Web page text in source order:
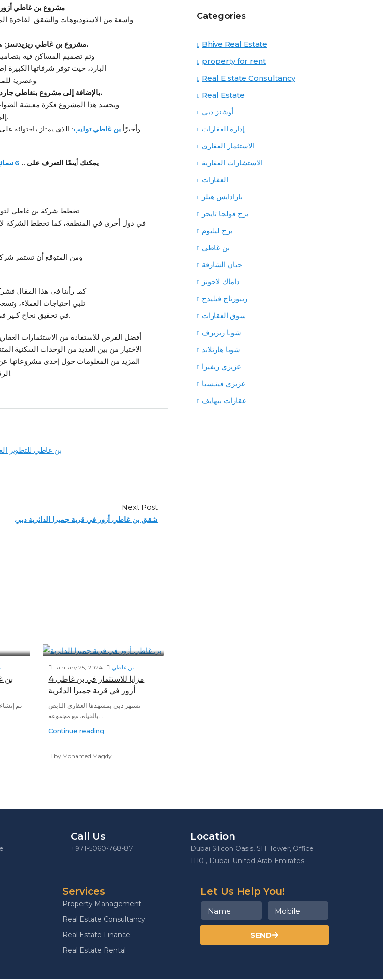
مشروع بن غاطي
واسعة من الاستوديوهات والشقق الفاخرة
مشروع بن غاطي ريزيدنسز:هو مشروع سكني فخم يقدم شققاً أنيقة في واحة دبي للسيليكون،
وتم تصميم المساكن فيه بتصاميم
البارد، حيث توفر شرفاتها
وعصرية للمناسبات الاجتماعية والتجمعات دون التأثير على خصوصية السكان.
بالإضافة إلى مشروع بنغاطييقدم المشروع وحدات سكنية فاخرة في واحة دبي للسيليكون،
ويجسد هذا المشروع فكرة معيشة
إلى تنسيق الجمال الطبيعي مع الجمال الاصطناعي في شكل مميز.
وأخيرًأ بن غاطي توليب: الذي يمتاز باحتوائه
يمكنك أيضًا التعرف على .. 6 نصائح مهمة لك قبل الاستثمار في السوق العقاري في دبي
تخطط شركة بن غاطي
في دول أخرى في المنطقة، كما تخطط الشركة
ومن المتوقع أن تستمر
من ذوي الخبرة والكفاءة، كما تتمتع الشركة بدعم قوي من الإدارة العليا.
كما رأينا في هذا المقال
تلبي احتياجات العملاء،
في تحقيق نجاح كبير في مجال التطوير العقاري، وأصبحت واحدة من الشركات الرائدة في دبي.
الاختيار من بين العديد من الوحدات السكنية
المزيد من المعلومات حول إحدى مشروعاتها
الرقم +971 50 607 6887.
بن غاطي للتطوير
Next Post
شقق بن غاطي أزور في قرية جميرا الدائرية دبي
بن
تم
January 25, 2024 بن غاطي
4 مزايا للاستثمار في بن غاطي
أزور في قرية جميرا الدائرية
تشتهر دبي بمشهدها العقاري النابض
Continue reading
by Mohamed Magdy
Categories
Bhive Real Estate
property for rent
Real E state Consultancy
Real Estate
أوشنز دبي
إدارة العقارات
الاستثمار العقاري
الاستشارات العقارية
العقارات
بارادايس هيلز
برج فولجا تايجر
برج ليليوم
بن غاطي
حيان الشارقة
داماك لاجونز
ريبورتاج فيليدج
سوق العقارات
شوبا ريزيرف
شوبا هارتلاند
عزيزي ريفيرا
عزيزي فينيسيا
عقارات بيهايف
Call Us
+971-5060-768-87
Location
Dubai Silicon Oasis, SIT Tower, Office
1110 , Dubai, United Arab Emirates
Services
Property Management
Real Estate Consultancy
Real Estate Finance
Real Estate Rental
Let Us Help You!
SEND